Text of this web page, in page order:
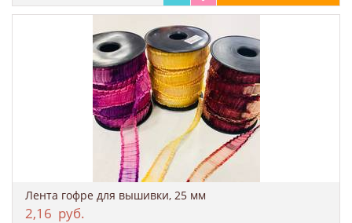
Лента гофре для вышивки, 25 мм
2,16 руб.